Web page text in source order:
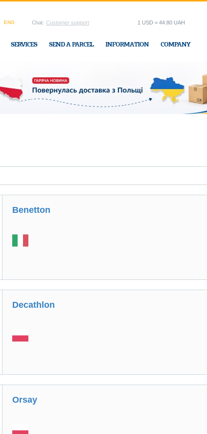
ENG Chat: Customer support
SERVICES SEND A PARCEL INFORMATION COMPANY
1 USD = 44.80 UAH
Region:
Cherkasy In Ukraine-Express office
Benetton
Decathlon
Orsay